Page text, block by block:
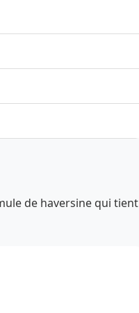
de haversine qui tient